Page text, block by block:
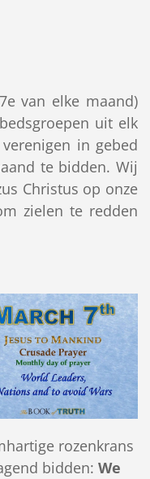
van elke maand)
uit elk
in gebed
te bidden. Wij
Christus op onze
zielen te redden
rozenkrans
bidden: We